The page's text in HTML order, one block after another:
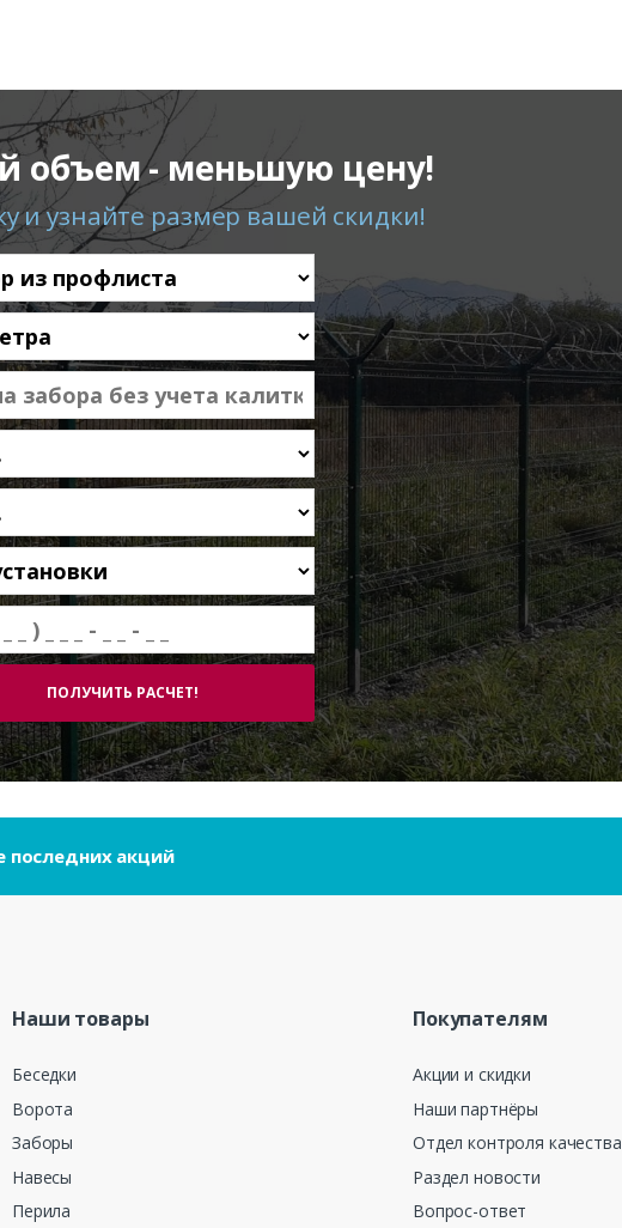
объем - меньшую цену!
и узнайте размер вашей скидки!
последних акций
Наши товары
Беседки
Ворота
Заборы
Навесы
Перила
Покупателям
Акции и скидки
Наши партнёры
Отдел контроля качества
Раздел новости
Вопрос-ответ